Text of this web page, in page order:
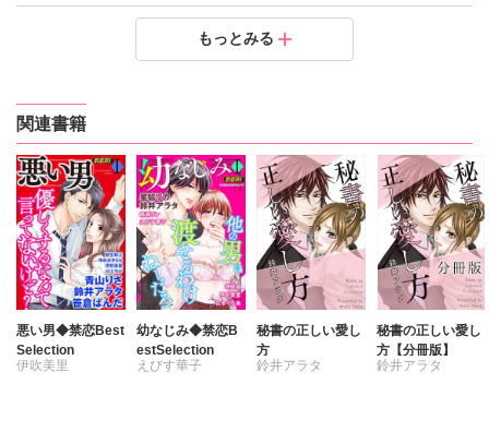
快感バージンハーレム【分冊版】12
350円（税抜） 発売日：2018.04.19
快感バージンハーレム【分冊版】11
200円（税抜） 発売日：2018.04.19
快感バージンハーレム【分冊版】10
150円（税抜） 発売日：2018.04.19
快感バージンハーレム【分冊版】9
150円（税抜） 発売日：2018.04.19
快感バージンハーレム【分冊版】8
150円（税抜） 発売日：2018.04.19
快感バージンハーレム【分冊版】7
150円（税抜） 発売日：2018.04.19
快感バージンハーレム【分冊版】6
250円（税抜） 発売日：2018.04.19
快感バージンハーレム【分冊版】5
250円（税抜） 発売日：2018.04.19
快感バージンハーレム【分冊版】4
150円（税抜） 発売日：2018.04.19
もっとみる
関連書籍
悪い男◆禁恋Best
Selection
伊吹美里
幼なじみ◆禁恋B
estSelection
えびす華子
秘書の正しい愛し
方
鈴井アラタ
秘書の正しい愛し
方【分冊版】
鈴井アラタ